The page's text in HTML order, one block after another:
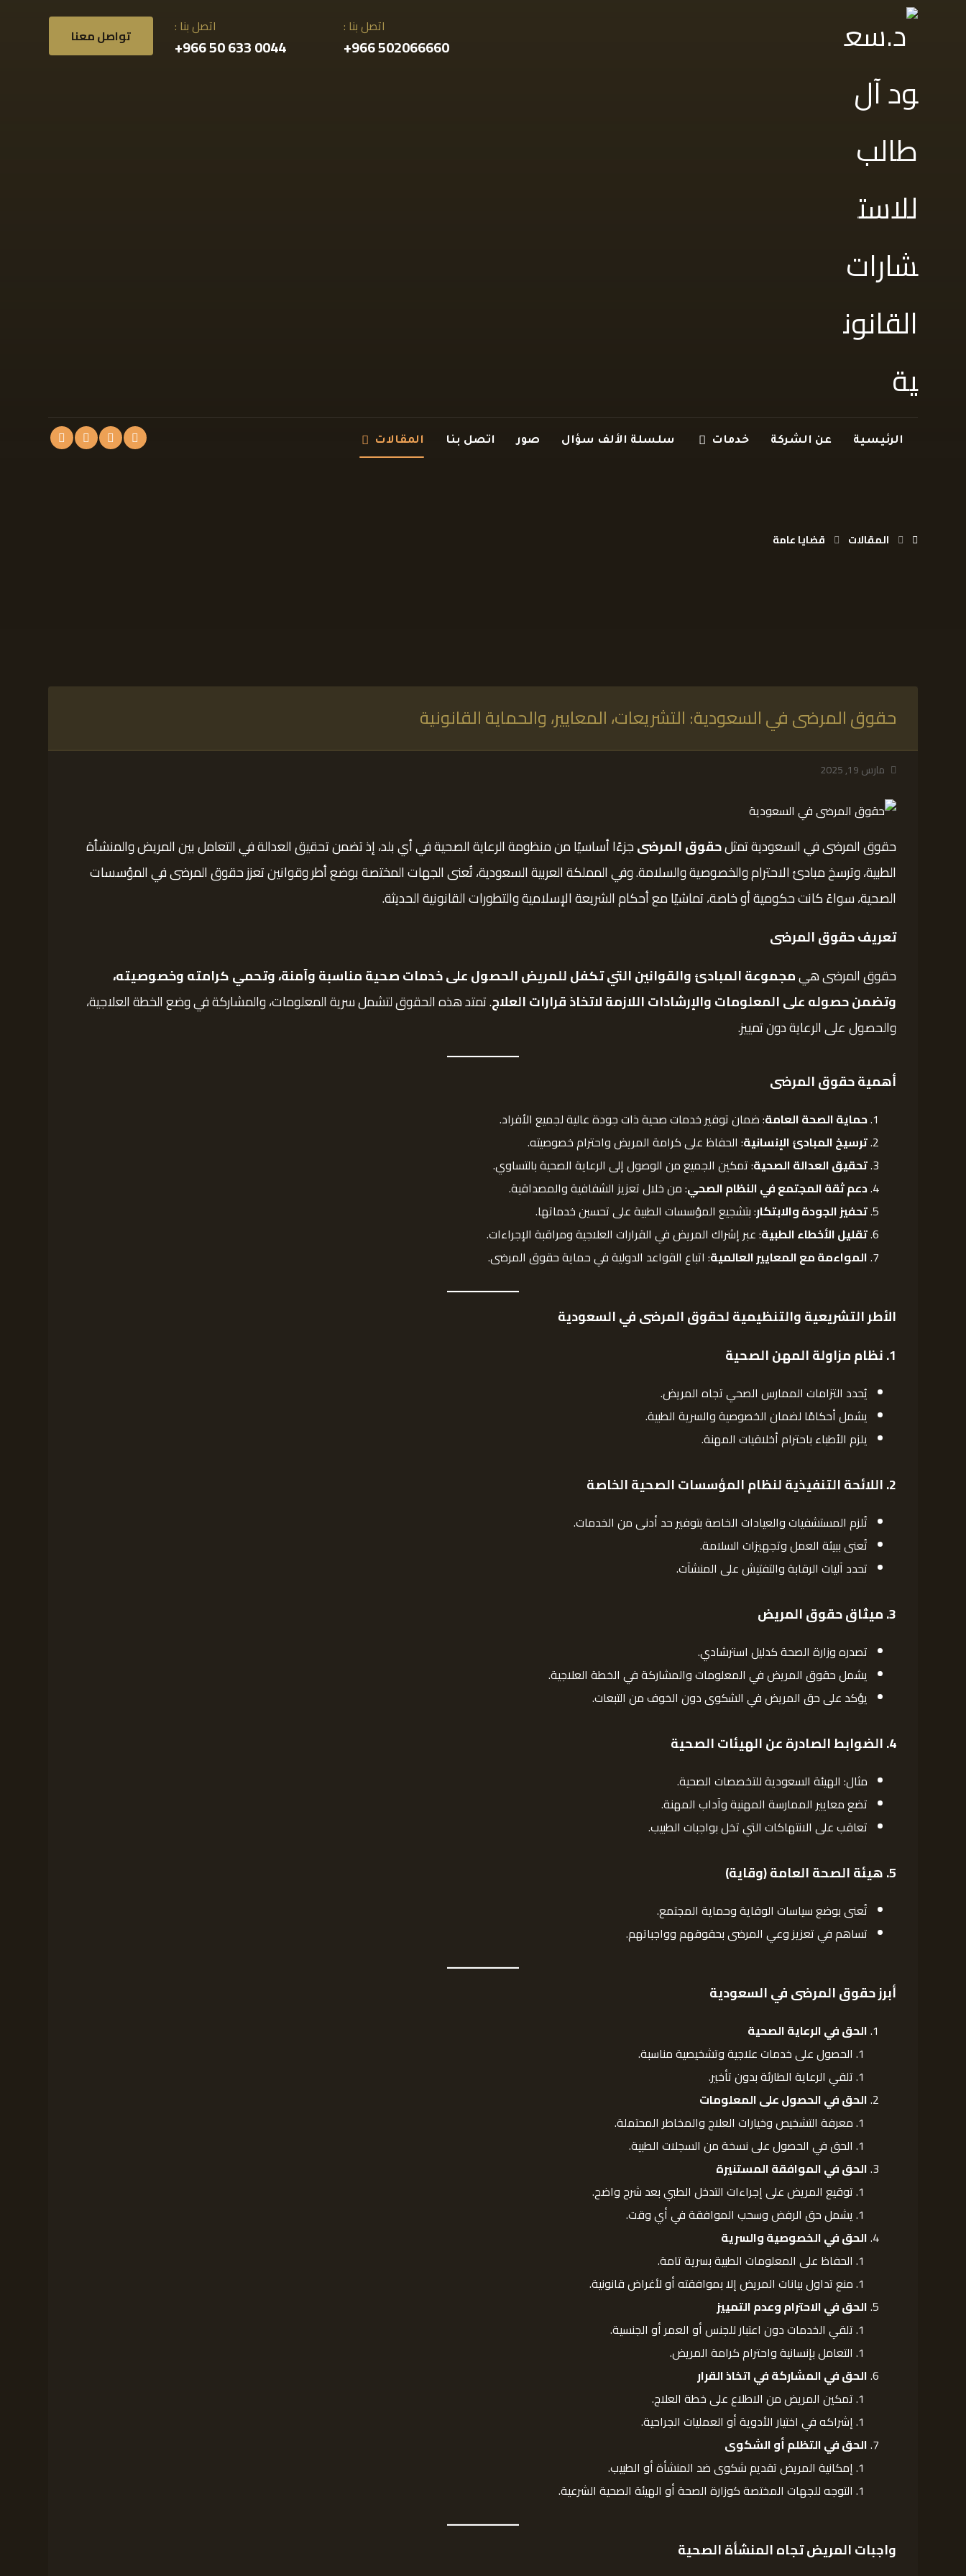
تواصل معنا اتصل بنا :
0044 633 50 966+
اتصل بنا :
502066660 966+
الرئيسية عن الشركة خدمات سلسلة الألف سؤال صور اتصل بنا المقالات
المقالات قضايا عامة
حقوق المرضى في السعودية: التشريعات، المعايير، والحماية القانونية
مارس 19, 2025
حقوق المرضى في السعودية تمثلحقوق المرضىجزءًا أساسيًا من منظومة الرعاية الصحية في أي بلد، إذ تضمن تحقيق العدالة في التعامل بين المريض والمنشأة
الطبية، وترسخ مبادئ الاحترام والخصوصية والسلامة. وفي المملكة العربية السعودية، تُعنى الجهات المختصة بوضع أطر وقوانين تعزز حقوق المرضى في المؤسسات
الصحية، سواءً كانت حكومية أو خاصة، تماشيًا مع أحكام الشريعة الإسلامية والتطورات القانونية الحديثة.
تعريف حقوق المرضى
حقوق المرضى هيمجموعة المبادئ والقوانين التي تكفل للمريض الحصول على خدمات صحية مناسبة وآمنة، وتحمي كرامته وخصوصيته،
وتضمن حصوله على المعلومات والإرشادات اللازمة لاتخاذ قرارات العلاج. تمتد هذه الحقوق لتشمل سرية المعلومات، والمشاركة في وضع الخطة العلاجية،
والحصول على الرعاية دون تمييز.
أهمية حقوق المرضى
حماية الصحة العامة: ضمان توفير خدمات صحية ذات جودة عالية لجميع الأفراد.
ترسيخ المبادئ الإنسانية: الحفاظ على كرامة المريض واحترام خصوصيته.
تحقيق العدالة الصحية: تمكين الجميع من الوصول إلى الرعاية الصحية بالتساوي.
دعم ثقة المجتمع في النظام الصحي: من خلال تعزيز الشفافية والمصداقية.
تحفيز الجودة والابتكار: بتشجيع المؤسسات الطبية على تحسين خدماتها.
تقليل الأخطاء الطبية: عبر إشراك المريض في القرارات العلاجية ومراقبة الإجراءات.
المواءمة مع المعايير العالمية: اتباع القواعد الدولية في حماية حقوق المرضى.
الأطر التشريعية والتنظيمية لحقوق المرضى في السعودية
1. نظام مزاولة المهن الصحية
يُحدد التزامات الممارس الصحي تجاه المريض.
يشمل أحكامًا لضمان الخصوصية والسرية الطبية.
يلزم الأطباء باحترام أخلاقيات المهنة.
2. اللائحة التنفيذية لنظام المؤسسات الصحية الخاصة
تُلزم المستشفيات والعيادات الخاصة بتوفير حد أدنى من الخدمات.
تُعنى ببيئة العمل وتجهيزات السلامة.
تحدد آليات الرقابة والتفتيش على المنشآت.
3. ميثاق حقوق المريض
تصدره وزارة الصحة كدليل استرشادي.
يشمل حقوق المريض في المعلومات والمشاركة في الخطة العلاجية.
يؤكد على حق المريض في الشكوى دون الخوف من التبعات.
4. الضوابط الصادرة عن الهيئات الصحية
مثال: الهيئة السعودية للتخصصات الصحية.
تضع معايير الممارسة المهنية وآداب المهنة.
تعاقب على الانتهاكات التي تخل بواجبات الطبيب.
5. هيئة الصحة العامة (وقاية)
تُعنى بوضع سياسات الوقاية وحماية المجتمع.
تساهم في تعزيز وعي المرضى بحقوقهم وواجباتهم.
أبرز حقوق المرضى في السعودية
الحق في الرعاية الصحية
الحصول على خدمات علاجية وتشخيصية مناسبة.
تلقي الرعاية الطارئة بدون تأخير.
الحق في الحصول على المعلومات
معرفة التشخيص وخيارات العلاج والمخاطر المحتملة.
الحق في الحصول على نسخة من السجلات الطبية.
الحق في الموافقة المستنيرة
توقيع المريض على إجراءات التدخل الطبي بعد شرح واضح.
يشمل حق الرفض وسحب الموافقة في أي وقت.
الحق في الخصوصية والسرية
الحفاظ على المعلومات الطبية بسرية تامة.
منع تداول بيانات المريض إلا بموافقته أو لأغراض قانونية.
الحق في الاحترام وعدم التمييز
تلقي الخدمات دون اعتبار للجنس أو العمر أو الجنسية.
التعامل بإنسانية واحترام كرامة المريض.
الحق في المشاركة في اتخاذ القرار
تمكين المريض من الاطلاع على خطة العلاج.
إشراكه في اختيار الأدوية أو العمليات الجراحية.
الحق في التظلم أو الشكوى
إمكانية المريض تقديم شكوى ضد المنشأة أو الطبيب.
التوجه للجهات المختصة كوزارة الصحة أو الهيئة الصحية الشرعية.
واجبات المريض تجاه المنشأة الصحية